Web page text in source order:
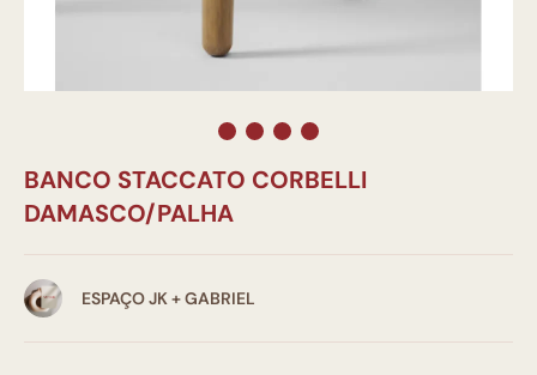
BANCO STACCATO CORBELLI
DAMASCO/PALHA
ESPAÇO JK + GABRIEL